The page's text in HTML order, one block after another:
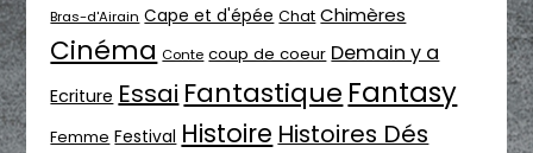
Bras-d'Airain Cape et d'épée Chat Chimères
Cinéma Conte coup de coeur Demain y a
Ecriture Essai Fantastique Fantasy
Femme Festival Histoire Histoires Dés